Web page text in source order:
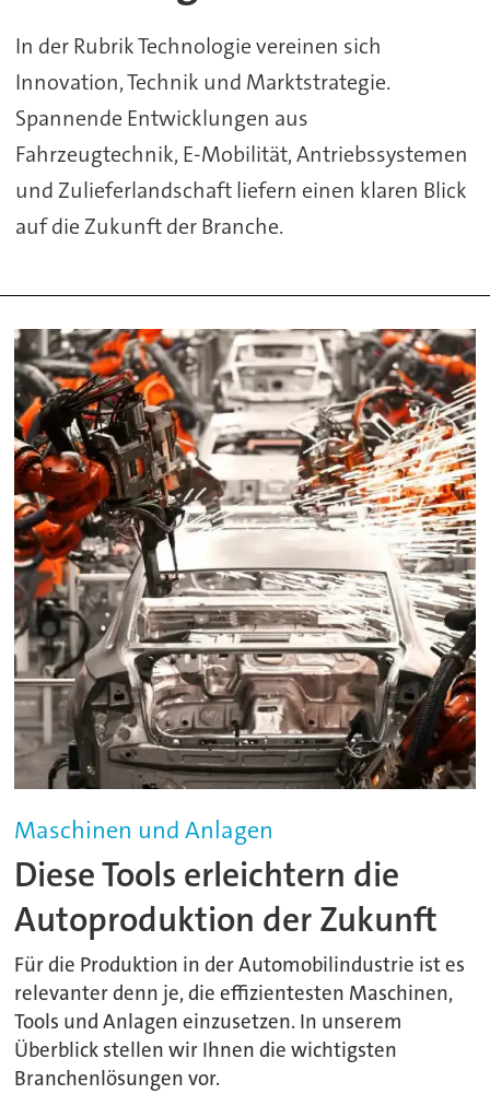
In der Rubrik Technologie vereinen sich
Innovation, Technik und Marktstrategie.
Spannende Entwicklungen aus
Fahrzeugtechnik, E-Mobilität, Antriebssystemen
und Zulieferlandschaft liefern einen klaren Blick
auf die Zukunft der Branche.
Maschinen und Anlagen
Diese Tools erleichtern die
Autoproduktion der Zukunft
Für die Produktion in der Automobilindustrie ist es
relevanter denn je, die effizientesten Maschinen,
Tools und Anlagen einzusetzen. In unserem
Überblick stellen wir Ihnen die wichtigsten
Branchenlösungen vor.